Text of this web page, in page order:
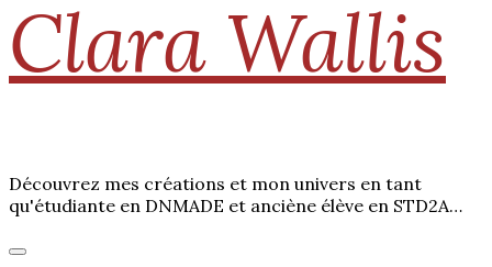
Clara Wallis
Découvrez mes créations et mon univers en tant
qu'étudiante en DNMADE et anciène élève en STD2A…